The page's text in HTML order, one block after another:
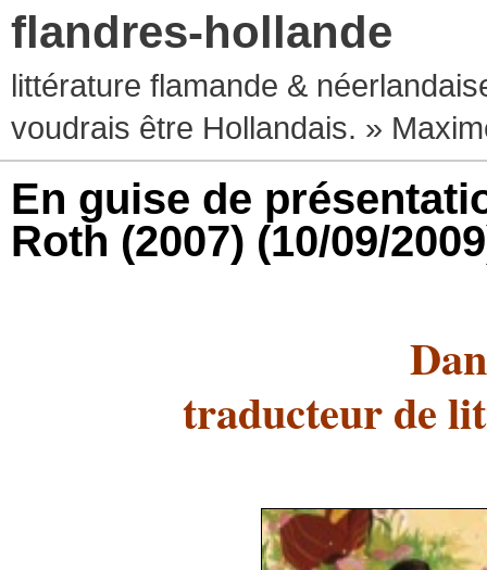
flandres-hollande
littérature flamande &
voudrais être Hollandais. »
En guise de
Roth (2007) (10/09/
traducteur de